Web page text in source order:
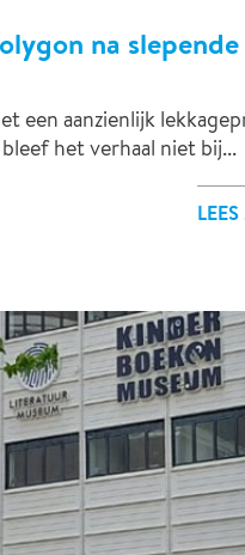
na
een aanzienlijk
het verhaal niet bij...